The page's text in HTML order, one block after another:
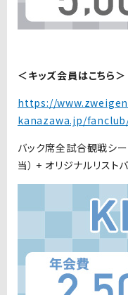
＜キッズ会員はこちら＞
https://
kanazawa.jp/
バック席全試合観戦シ
当） + オリジナルリスト